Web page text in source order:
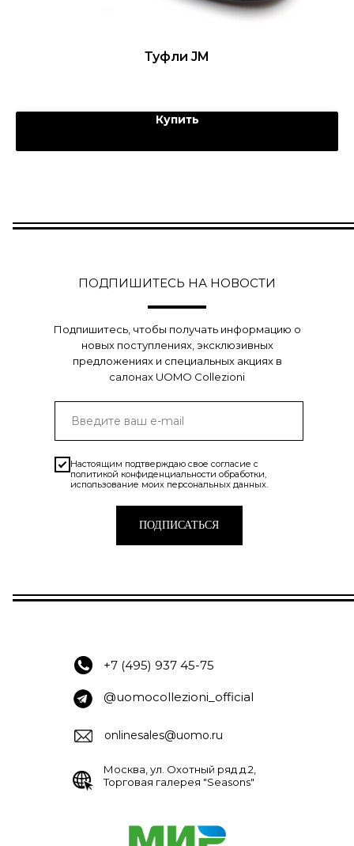
Туфли JM
Купить
Настоящим подтверждаю свое согласие с
политикой конфиденциальности обработки,
использование моих персональных данных.
ПОДПИСАТЬСЯ
ПОДПИШИТЕСЬ НА НОВОСТИ
Подпишитесь, чтобы получать информацию о
новых поступлениях, эксклюзивных
предложениях и специальных акциях в
салонах UOMO Collezioni
@uomocollezioni_official
+7 (495) 937 45-75
onlinesales@uomo.ru
Москва, ул. Охотный ряд д.2,
Торговая галерея "Seasons"